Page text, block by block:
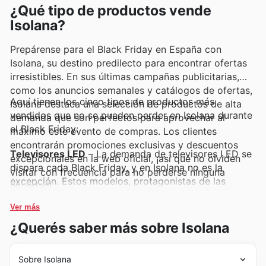
través de sus folletos semanales, catálogos y ofertas
exclusivas en línea.
¿Qué tipo de productos vende
Isolana?
Prepárense para el Black Friday en España con
Isolana, su destino predilecto para encontrar ofertas
irresistibles. En sus últimas campañas publicitarias,
como los anuncios semanales y catálogos de ofertas,
Isolana destaca una selección de productos de alta
demanda que son perfectos para aprovechar al
máximo este evento de compras. Los clientes
encontrarán promociones exclusivas y descuentos
excepcionales en la web oficial, ¡así que no olviden
visitar con frecuencia para no perderse ninguna
novedad!
Aquí tienen los cinco tipos de productos más
vendidos que no se pueden perder en Isolana durante
el Black Friday:
Televisores LED– La demanda de televisores LED se
dispara cada Black Friday, y en Isolana no es la
excepción. Estos modelos, protagonistas de las
semanales, ofrecen imágenes vibrantes y tecnología
de vanguardia a precios que no se pueden ignorar.
Aprovechen las Isolana Black Friday sales para
Ver más
¿Querés saber más sobre Isolana
Sobre Isolana